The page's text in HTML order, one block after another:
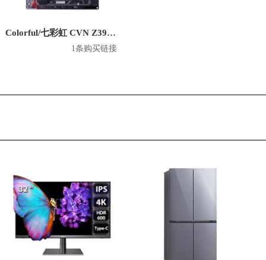
Colorful/七彩虹 CVN Z390 GAMING V20 游戏主板
1条购买链接